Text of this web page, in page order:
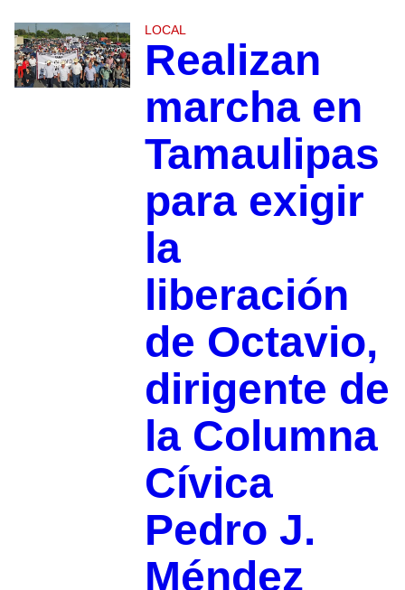
LOCAL
Realizan
marcha en
Tamaulipas
para exigir
la
liberación
de Octavio,
dirigente de
la Columna
Cívica
Pedro J.
Méndez